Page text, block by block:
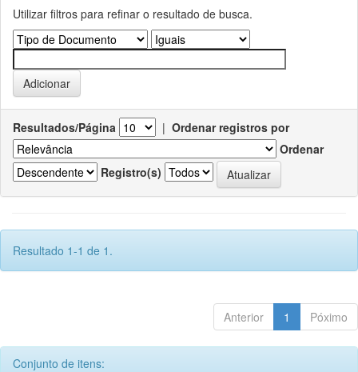
Utilizar filtros para refinar o resultado de busca.
Resultados/Página | Ordenar registros por
Ordenar
Registro(s)
Resultado 1-1 de 1.
Anterior 1 Póximo
Conjunto de itens: